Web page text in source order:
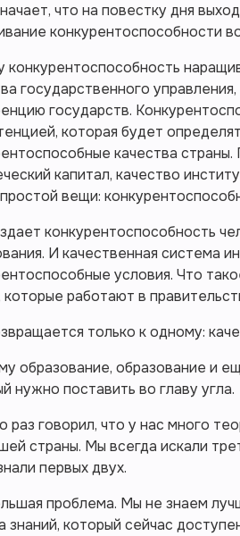
что на повестку дня
конкурентоспособности
конкурентоспособность
государственного
государств.
которая будет
качества
капитал, качество
вещи:
конкурентоспособность
И качественная система
условия. Что
работают в
только к одному:
образование, образование и
нужно поставить во главу угла.
раз говорил, что у нас много
страны. Мы всегда искали
первых двух.
проблема. Мы не знаем
знаний, который сейчас